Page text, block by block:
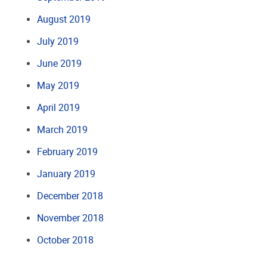
August 2019
July 2019
June 2019
May 2019
April 2019
March 2019
February 2019
January 2019
December 2018
November 2018
October 2018